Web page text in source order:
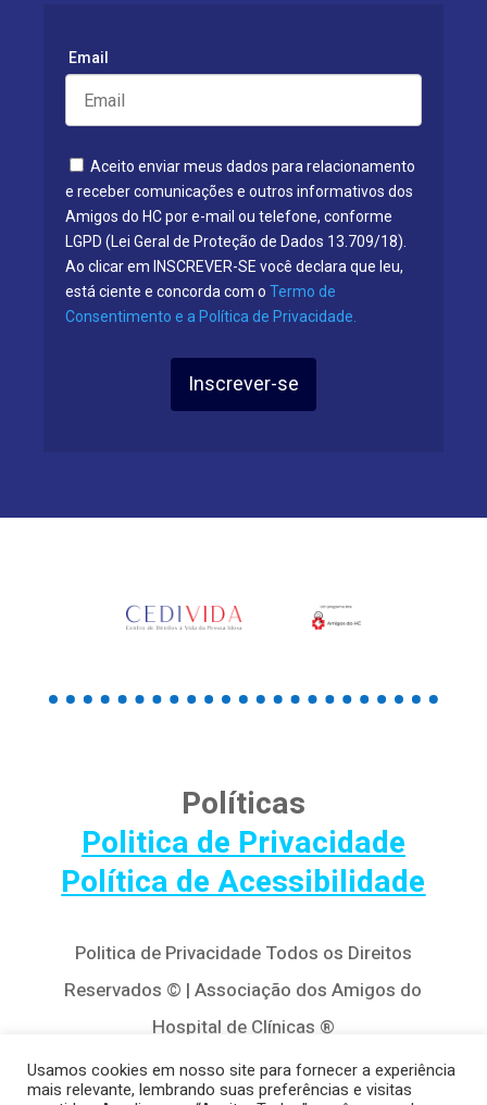
Email
Aceito enviar meus dados para relacionamento
e receber comunicações e outros informativos dos
Amigos do HC por e-mail ou telefone, conforme
LGPD (Lei Geral de Proteção de Dados 13.709/18).
Ao clicar em INSCREVER-SE você declara que leu,
está ciente e concorda com o Termo de
Consentimento e a Política de Privacidade.
Inscrever-se
Políticas
Politica de Privacidade
Política de Acessibilidade
Politica de Privacidade Todos os Direitos
Reservados © | Associação dos Amigos do
Hospital de Clínicas ®
Av. Agostinho Leão Jr, 320 – Alto da Glória,
Usamos cookies em nosso site para fornecer a experiência
mais relevante, lembrando suas preferências e visitas